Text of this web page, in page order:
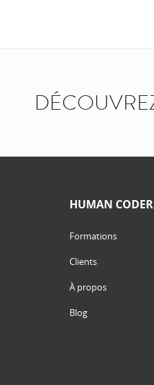
HUMAN
Formations
Clients
À propos
Blog